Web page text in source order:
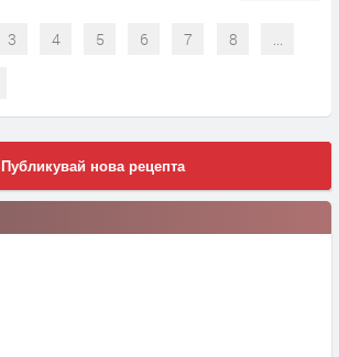
3 4 5 6 7 8 ...
Публикувай нова рецепта